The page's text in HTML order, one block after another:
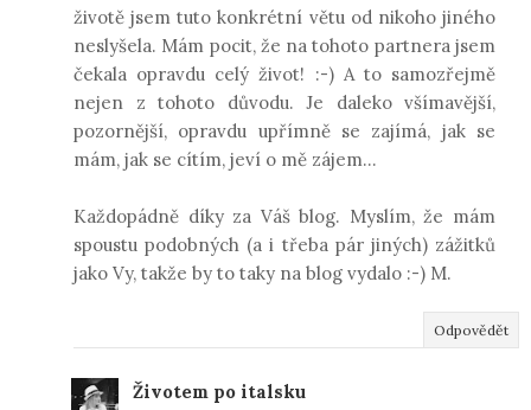
životě jsem tuto konkrétní větu od nikoho jiného
neslyšela. Mám pocit, že na tohoto partnera jsem
čekala opravdu celý život! :-) A to samozřejmě
nejen z tohoto důvodu. Je daleko všímavější,
pozornější, opravdu upřímně se zajímá, jak se
mám, jak se cítím, jeví o mě zájem...
Každopádně díky za Váš blog. Myslím, že mám
spoustu podobných (a i třeba pár jiných) zážitků
jako Vy, takže by to taky na blog vydalo :-) M.
Odpovědět
Životem po italsku